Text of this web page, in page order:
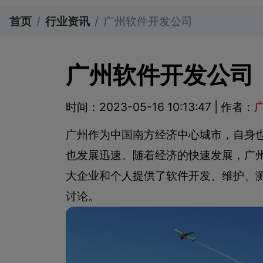
首页 行业资讯 广州软件开发公司
广州软件开发公司
时间：2023-05-16 10:13:47 | 作者：
广州作为中国南方经济中心城市，自身
也发展迅速。随着经济的快速发展，广
大企业和个人提供了软件开发、维护、
讨论。